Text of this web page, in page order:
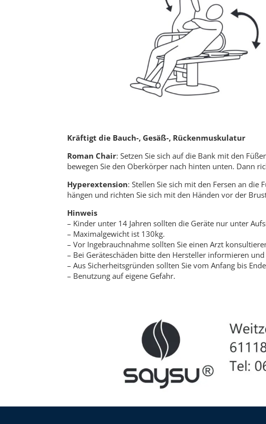
Kräftigt die Bauch-, Gesäß-, Rückenmuskulatur
Roman Chair: Setzen Sie sich auf die Bank mit den
bewegen Sie den Oberkörper nach hinten unten. Dann
Hyperextension: Stellen Sie sich mit den Fersen an
hängen und richten Sie sich mit den Händen vor der
Hinweis
– Kinder unter 14 Jahren sollten die Geräte nur unter
– Maximalgewicht ist 130kg.
– Vor Ingebrauchnahme sollten Sie einen Arzt
– Bei Geräteschäden bitte den Hersteller informieren
– Aus Sicherheitsgründen sollten Sie vom Anfang bis
– Benutzung auf eigene Gefahr.